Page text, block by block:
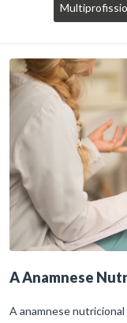
A Anamnese
A anamnese